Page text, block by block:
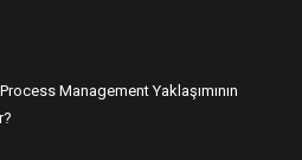
Management Yaklaşımının